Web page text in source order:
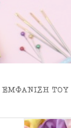
ΕΜΦΆΝΙΣΗ